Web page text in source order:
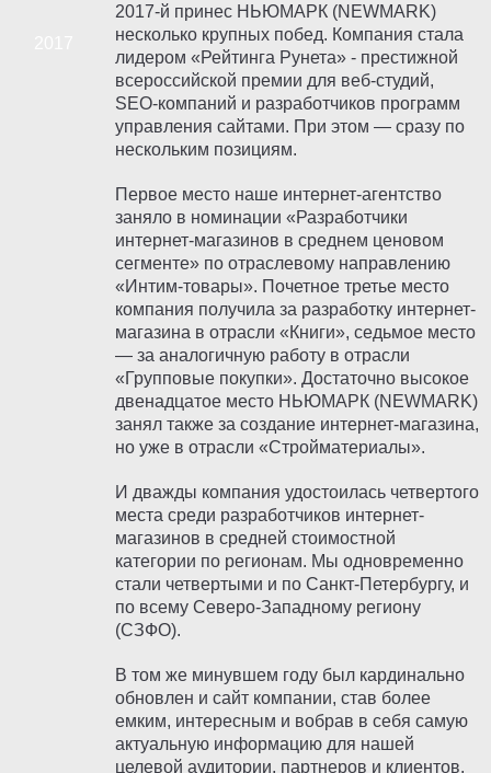
2017-й принес НЬЮМАРК (NEWMARK)
несколько крупных побед. Компания стала
лидером «Рейтинга Рунета» - престижной
всероссийской премии для веб-студий,
SEO-компаний и разработчиков программ
управления сайтами. При этом — сразу по
нескольким позициям.
Первое место наше интернет-агентство
заняло в номинации «Разработчики
интернет-магазинов в среднем ценовом
сегменте» по отраслевому направлению
«Интим-товары». Почетное третье место
компания получила за разработку интернет-
магазина в отрасли «Книги», седьмое место
— за аналогичную работу в отрасли
«Групповые покупки». Достаточно высокое
двенадцатое место НЬЮМАРК (NEWMARK)
занял также за создание интернет-магазина,
но уже в отрасли «Стройматериалы».
И дважды компания удостоилась четвертого
места среди разработчиков интернет-
магазинов в средней стоимостной
категории по регионам. Мы одновременно
стали четвертыми и по Санкт-Петербургу, и
по всему Северо-Западному региону
(СЗФО).
В том же минувшем году был кардинально
обновлен и сайт компании, став более
емким, интересным и вобрав в себя самую
актуальную информацию для нашей
целевой аудитории, партнеров и клиентов.